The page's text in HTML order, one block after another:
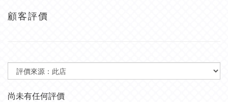
顧客評價
尚未有任何評價